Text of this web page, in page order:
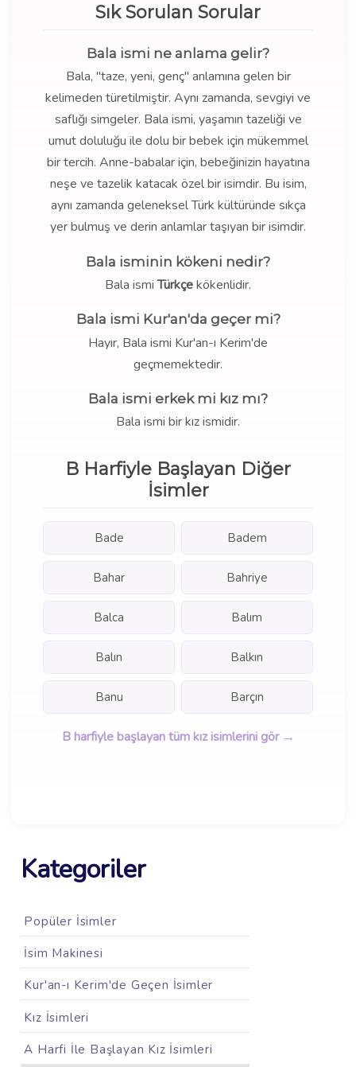
Sık Sorulan Sorular
Bala ismi ne anlama gelir?
Bala, "taze, yeni, genç" anlamına gelen bir
kelimeden türetilmiştir. Aynı zamanda, sevgiyi ve
saflığı simgeler. Bala ismi, yaşamın tazeliği ve
umut doluluğu ile dolu bir bebek için mükemmel
bir tercih. Anne-babalar için, bebeğinizin hayatına
neşe ve tazelik katacak özel bir isimdir. Bu isim,
aynı zamanda geleneksel Türk kültüründe sıkça
yer bulmuş ve derin anlamlar taşıyan bir isimdir.
Bala isminin kökeni nedir?
Bala ismiTürkçekökenlidir.
Bala ismi Kur'an'da geçer mi?
Hayır, Bala ismi Kur'an-ı Kerim'de
geçmemektedir.
Bala ismi erkek mi kız mı?
Bala ismi bir kız ismidir.
B Harfiyle Başlayan Diğer
İsimler
Bade Badem
Bahar Bahriye
Balca Balım
Balın Balkın
Banu Barçın
B harfiyle başlayan tüm kız isimlerini gör →
Kategoriler
Popüler İsimler
İsim Makinesi
Kur'an-ı Kerim'de Geçen İsimler
Kız İsimleri
A Harfi İle Başlayan Kız İsimleri